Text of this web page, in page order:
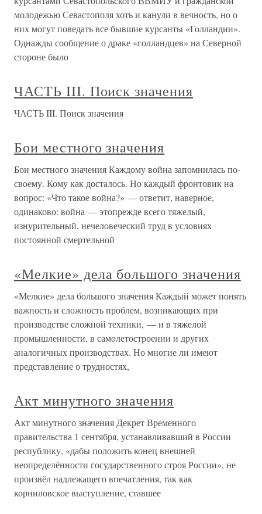
молодежью Севастополя хоть и канули в вечность, но о
них могут поведать все бывшие курсанты «Голландии».
Однажды сообщение о драке «голландцев» на Северной
стороне было
ЧАСТЬ III. Поиск значения
ЧАСТЬ III. Поиск значения
Бои местного значения
Бои местного значения Каждому война запомнилась по-
своему. Кому как досталось. Но каждый фронтовик на
вопрос: «Что такое война?» — ответит, наверное,
одинаково: война — этопрежде всего тяжелый,
изнурительный, нечеловеческий труд в условиях
постоянной смертельной
«Мелкие» дела большого значения
«Мелкие» дела большого значения Каждый может понять
важность и сложность проблем, возникающих при
производстве сложной техники, — и в тяжелой
промышленности, в самолетостроении и других
аналогичных производствах. Но многие ли имеют
представление о трудностях,
Акт минутного значения
Акт минутного значения Декрет Временного
правительства 1 сентября, устанавливавший в России
республику, «дабы положить конец внешней
неопределённости государственного строя России», не
произвёл надлежащего впечатления, так как
корниловское выступление, ставшее